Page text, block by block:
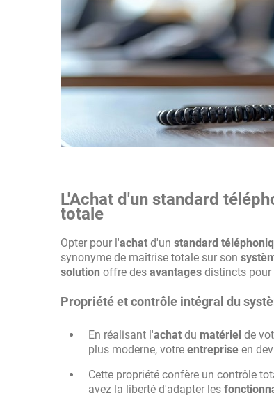
L'Achat d'un standard
totale
Opter pour l'achat d'un standard
synonyme de maîtrise totale sur son
solution offre des avantages distincts pour
Propriété et contrôle intégral du
En réalisant l'achat du matériel de
plus moderne, votre entreprise en
Cette propriété confère un contrôle
avez la liberté d'adapter les